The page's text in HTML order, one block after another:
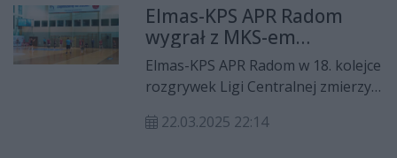
Elmas-KPS APR Radom
wygrał z MKS-em
Vitamineo Jelenia Góra
Elmas-KPS APR Radom w 18. kolejce
rozgrywek Ligi Centralnej zmierzył
Jelenia Góra. APR wygrał to
22.03.2025 22:14